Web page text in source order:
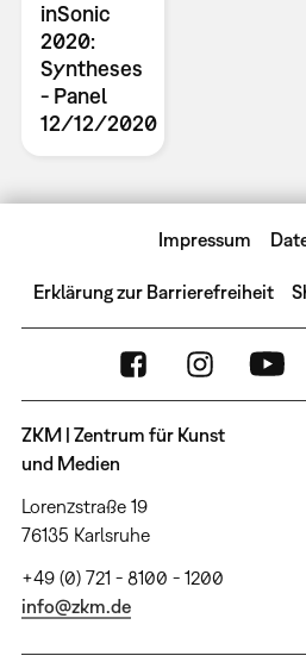
inSonic
2020:
Syntheses
- Panel
12/12/2020
Impressum
Erklärung zur Barrierefreiheit
ZKM | Zentrum für Kunst
und Medien
Lorenzstraße 19
76135 Karlsruhe
+49 (0) 721 - 8100 - 1200
info@zkm.de